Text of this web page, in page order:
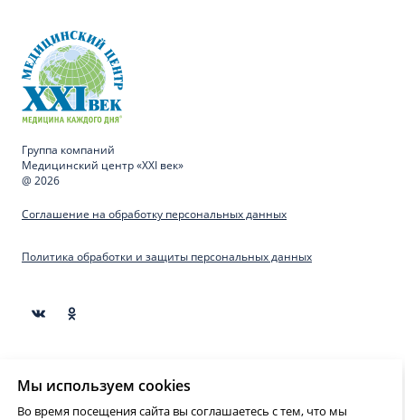
Группа компаний
Медицинский центр «XXI век»
@ 2026
Соглашение на обработку персональных данных
Политика обработки и защиты персональных данных
для образовательных целей и не могут быть
использованы для постановки диагноза, назначения
Мы используем cookies
Во время посещения сайта вы соглашаетесь с тем, что мы